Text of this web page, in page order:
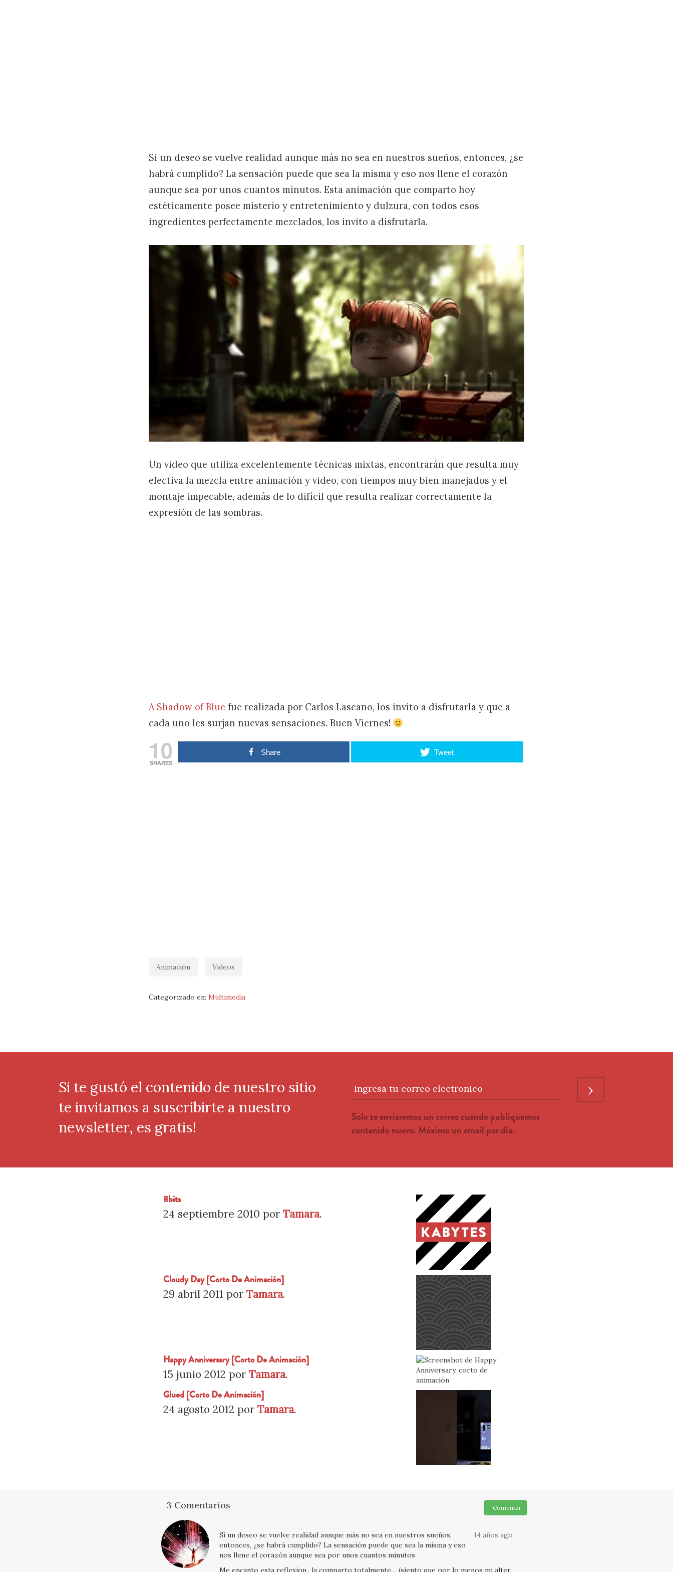
Si un deseo se vuelve realidad aunque más no sea en nuestros sueños, entonces, ¿se
habrá cumplido? La sensación puede que sea la misma y eso nos llene el corazón
aunque sea por unos cuantos minutos. Esta animación que comparto hoy
estéticamente posee misterio y entretenimiento y dulzura, con todos esos
ingredientes perfectamente mezclados, los invito a disfrutarla.
Un video que utiliza excelentemente técnicas mixtas, encontrarán que resulta muy
efectiva la mezcla entre animación y video, con tiempos muy bien manejados y el
montaje impecable, además de lo difícil que resulta realizar correctamente la
expresión de las sombras.
A Shadow of Blue fue realizada por Carlos Lascano, los invito a disfrutarla y que a
cada uno les surjan nuevas sensaciones. Buen Viernes!
10
SHARES
Share Tweet
Animación Videos
Categorizado en: Multimedia
Si te gustó el contenido de nuestro sitio
te invitamos a suscribirte a nuestro
newsletter, es gratis!
Ingresa tu correo electronico
Solo te enviaremos un correo cuando publiquemos
contenido nuevo. Máximo un email por día.
›
8bits
24 septiembre 2010 porTamara.
Cloudy Day [Corto De Animación]
29 abril 2011 porTamara.
Happy Anniversary [Corto De Animación]
15 junio 2012 porTamara.
Glued [Corto De Animación]
24 agosto 2012 porTamara.
3 Comentarios Comentar
14 años ago
Si un deseo se vuelve realidad aunque más no sea en nuestros sueños,
entonces, ¿se habrá cumplido? La sensación puede que sea la misma y eso
nos llene el corazón aunque sea por unos cuantos minutos
Me encanto esta reflexion.. la comparto totalmente… (siento que por lo menos mi alter